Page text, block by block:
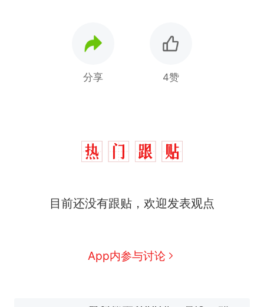
分享 4赞
目前还没有跟贴，欢迎发表观点
App内参与讨论